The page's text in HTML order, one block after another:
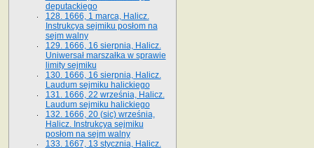
deputackiego
128. 1666, 1 marca, Halicz.
Instrukcya sejmiku posłom na
sejm walny
129. 1666, 16 sierpnia, Halicz.
Uniwersał marszałka w sprawie
limity sejmiku
130. 1666, 16 sierpnia, Halicz.
Laudum sejmiku halickiego
131. 1666, 22 września, Halicz.
Laudum sejmiku halickiego
132. 1666, 20 (sic) września,
Halicz. Instrukcya sejmiku
posłom na sejm walny
133. 1667, 13 stycznia, Halicz.